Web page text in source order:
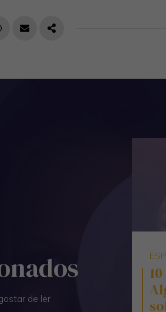
E-MAILPARTILHAR
de ler